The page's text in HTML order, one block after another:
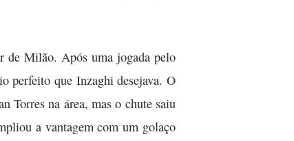
de Milão. Após uma jogada pelo
perfeito que Inzaghi desejava. O
Torres na área, mas o chute saiu
a vantagem com um golaço